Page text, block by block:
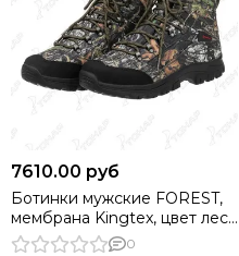
7610.00 руб
Ботинки мужские FOREST,
мембрана Kingtex, цвет лес,
45 NISUS
0